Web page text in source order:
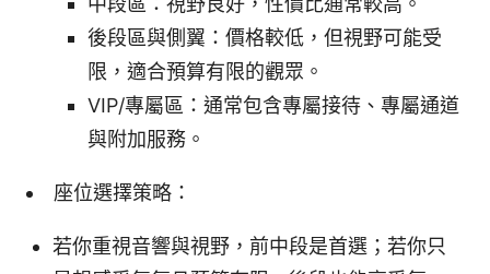
後段區與側翼：價格較低，但視野可能受
限，適合預算有限的觀眾。
VIP/專屬區：通常包含專屬接待、專屬通道
與附加服務。
座位選擇策略：
若你重視音響與視野，前中段是首選；若你只